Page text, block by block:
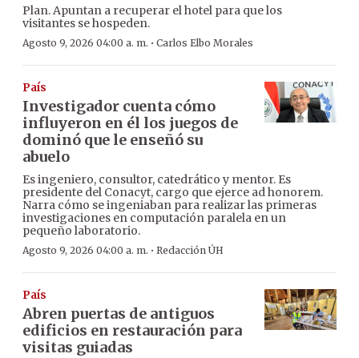
Plan. Apuntan a recuperar el hotel para que los
visitantes se hospeden.
Agosto 9, 2026 04:00 a. m. · Carlos Elbo Morales
País
Investigador cuenta cómo
influyeron en él los juegos de
dominó que le enseñó su
abuelo
Es ingeniero, consultor, catedrático y mentor. Es
presidente del Conacyt, cargo que ejerce ad honorem.
Narra cómo se ingeniaban para realizar las primeras
investigaciones en computación paralela en un
pequeño laboratorio.
Agosto 9, 2026 04:00 a. m. · Redacción ÚH
País
Abren puertas de antiguos
edificios en restauración para
visitas guiadas